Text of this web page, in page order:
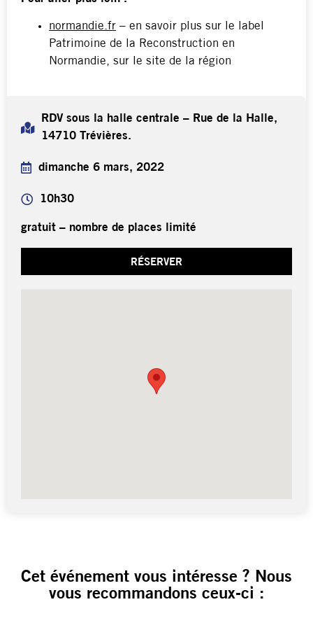
normandie.fr – en savoir plus sur le label
Patrimoine de la Reconstruction en
Normandie, sur le site de la région
RDV sous la halle centrale – Rue de la Halle,
14710 Trévières.
dimanche 6 mars, 2022
10h30
gratuit – nombre de places limité
RÉSERVER
Cet événement vous intéresse ? Nous
vous recommandons ceux-ci :